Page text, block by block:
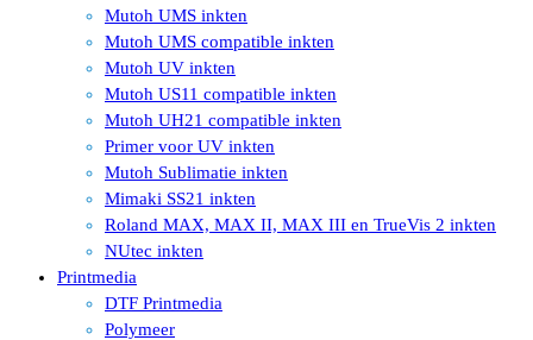
Mutoh UMS inkten
Mutoh UMS compatible inkten
Mutoh UV inkten
Mutoh US11 compatible inkten
Mutoh UH21 compatible inkten
Primer voor UV inkten
Mutoh Sublimatie inkten
Mimaki SS21 inkten
Roland MAX, MAX II, MAX III en TrueVis 2 inkten
NUtec inkten
Printmedia
DTF Printmedia
Polymeer